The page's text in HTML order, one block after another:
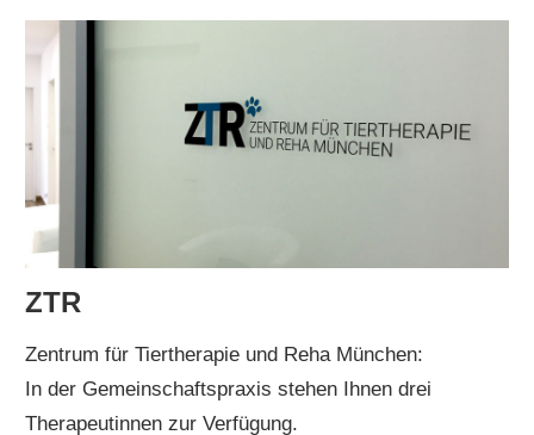
ZTR
Zentrum für Tiertherapie und Reha München:
In der Gemeinschaftspraxis stehen Ihnen drei
Therapeutinnen zur Verfügung.